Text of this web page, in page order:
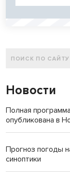
Новости
Полная
опубликована в
Прогноз погоды
синоптики